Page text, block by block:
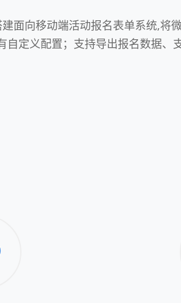
向移动端活动报名表单系统,将
自定义配置；支持导出报名数据、